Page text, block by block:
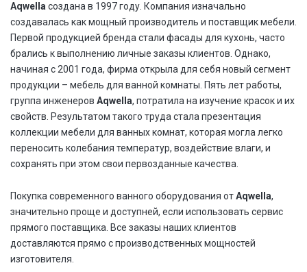
Aqwella создана в 1997 году. Компания изначально
создавалась как мощный производитель и поставщик мебели.
Первой продукцией бренда стали фасады для кухонь, часто
брались к выполнению личные заказы клиентов. Однако,
начиная с 2001 года, фирма открыла для себя новый сегмент
продукции – мебель для ванной комнаты. Пять лет работы,
группа инженеров Aqwella, потратила на изучение красок и их
свойств. Результатом такого труда стала презентация
коллекции мебели для ванных комнат, которая могла легко
переносить колебания температур, воздействие влаги, и
сохранять при этом свои первозданные качества.
Покупка современного ванного оборудования отAqwella,
значительно проще и доступней, если использовать сервис
прямого поставщика. Все заказы наших клиентов
доставляются прямо с производственных мощностей
изготовителя.